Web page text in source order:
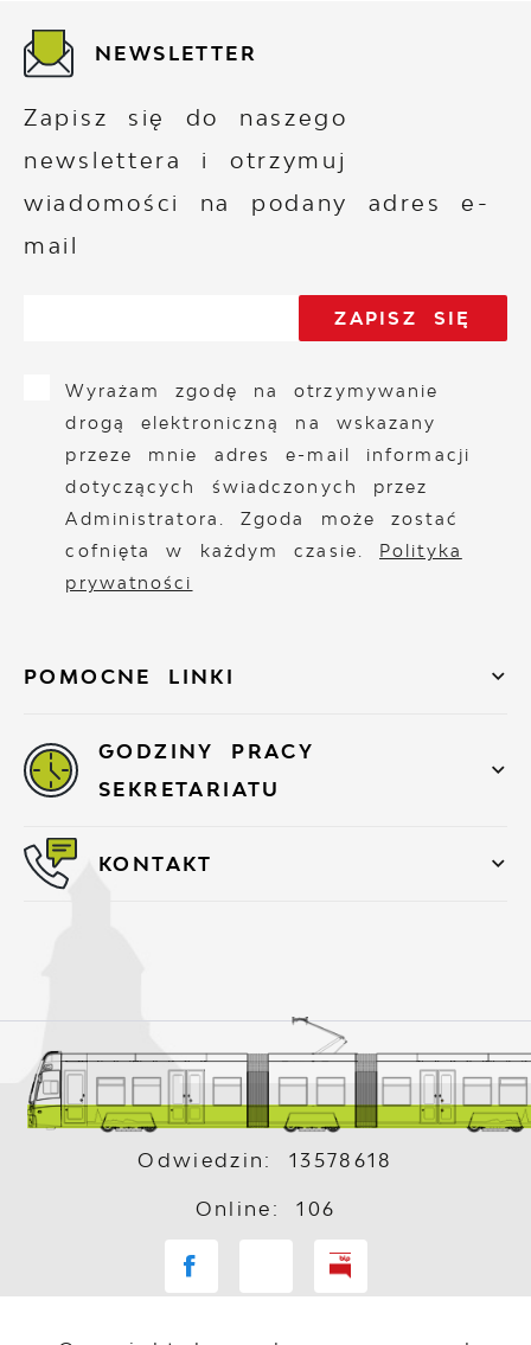
POMOCNE LINKI
NEWSLETTER
Zapisz się do naszego
newslettera i otrzymuj
wiadomości na podany adres e-
mail
Wyrażam zgodę na otrzymywanie
drogą elektroniczną na wskazany
przeze mnie adres e-mail informacji
dotyczących świadczonych przez
Administratora. Zgoda może zostać
cofnięta w każdym czasie. Polityka
prywatności
GODZINY PRACY
SEKRETARIATU
KONTAKT
Odwiedzin: 13578618
Online: 106